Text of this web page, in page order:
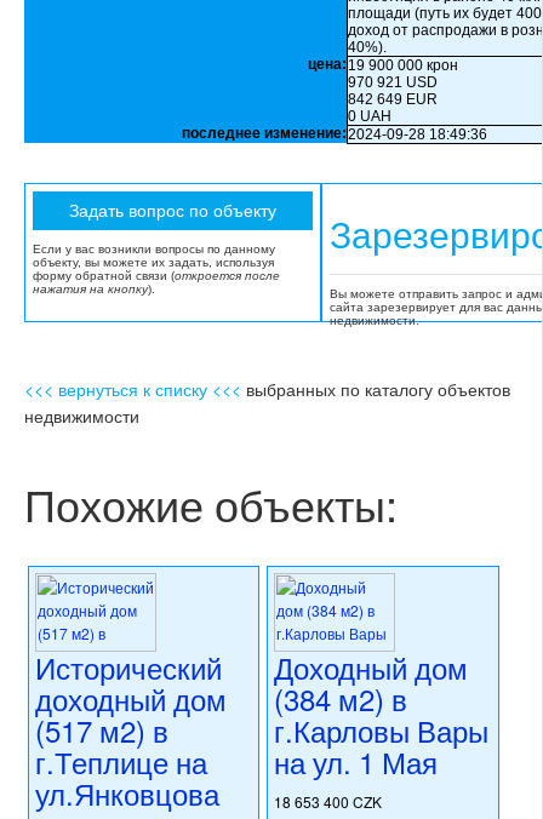
площади (путь их будет
доход от распродажи в
40%).
цена: 19 900 000 крон
970 921 USD
842 649 EUR
0 UAH
последнее изменение:2024-09-28 18:49:36
Если у вас возникли вопросы по данному
объекту, вы можете их задать, используя
форму обратной связи (откроется после
нажатия на кнопку).
Вы можете отправить запрос и
сайта зарезервирует для вас
недвижимости.
<<< вернуться к списку <<< выбранных по каталогу объектов
недвижимости
Похожие объекты:
Исторический
доходный дом
(517 м2) в
г.Теплице на
ул.Янковцова
Доходный дом
(384 м2) в
г.Карловы Вары
на ул. 1 Мая
18 653 400 CZK